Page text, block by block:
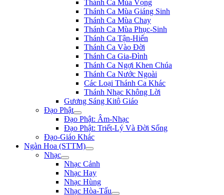
Thánh Ca Mùa Vọng
Thánh Ca Mùa Giáng Sinh
Thánh Ca Mùa Chay
Thánh Ca Mùa Phục-Sinh
Thánh Ca Tận-Hiến
Thánh Ca Vào Đời
Thánh Ca Gia-Đình
Thánh Ca Ngợi Khen Chúa
Thánh Ca Nước Ngoài
Các Loại Thánh Ca Khác
Thánh Nhạc Không Lời
Gương Sáng Kitô Giáo
Đạo Phật
Đạo Phật: Âm-Nhạc
Đạo Phật: Triết-Lý Và Đời Sống
Đạo-Giáo Khác
Ngàn Hoa (STTM)
Nhạc
Nhạc Cảnh
Nhạc Hay
Nhạc Hùng
Nhạc Hòa-Tấu